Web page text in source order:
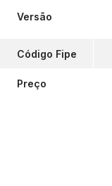
Versão
Código Fipe
Preço